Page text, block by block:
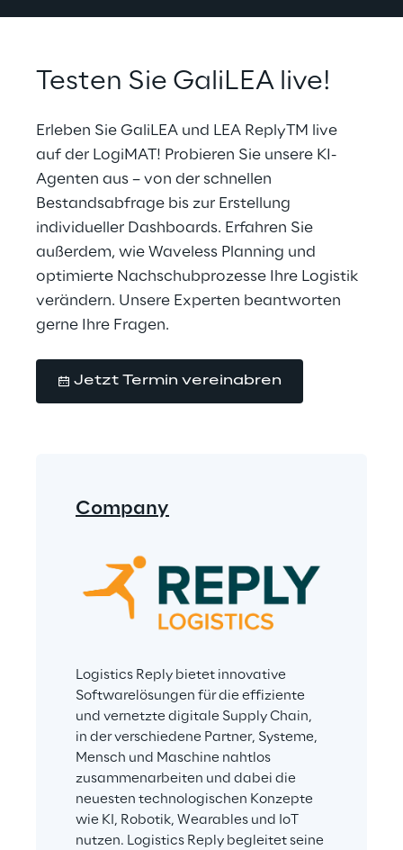
Testen Sie GaliLEA live!
Erleben Sie GaliLEA und LEA ReplyTM live
auf der LogiMAT! Probieren Sie unsere KI-
Agenten aus – von der schnellen
Bestandsabfrage bis zur Erstellung
individueller Dashboards. Erfahren Sie
außerdem, wie Waveless Planning und
optimierte Nachschubprozesse Ihre Logistik
verändern. Unsere Experten beantworten
gerne Ihre Fragen.
Jetzt Termin vereinabren
Company
Logistics Reply bietet innovative
Softwarelösungen für die effiziente
und vernetzte digitale Supply Chain,
in der verschiedene Partner, Systeme,
Mensch und Maschine nahtlos
zusammenarbeiten und dabei die
neuesten technologischen Konzepte
wie KI, Robotik, Wearables und IoT
nutzen. Logistics Reply begleitet seine